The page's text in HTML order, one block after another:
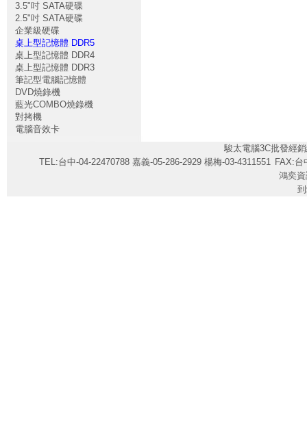
3.5"吋 SATA硬碟
2.5"吋 SATA硬碟
企業級硬碟
桌上型記憶體 DDR5
桌上型記憶體 DDR4
桌上型記憶體 DDR3
筆記型電腦記憶體
DVD燒錄機
藍光COMBO燒錄機
對拷機
電腦音效卡
駿太電腦3C批發經
TEL:台中-04-22470788 嘉義-05-286-2929 楊梅-03-4311551 FAX:台
鴻奕